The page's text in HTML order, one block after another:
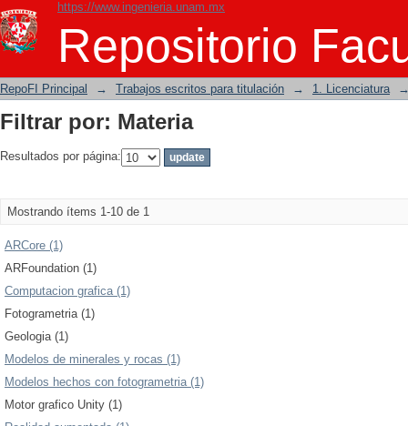
https://www.ingenieria.unam.mx
Repositorio
Filtrar por: Materia
RepoFI Principal → Trabajos escritos para titulación → 1. Licenciatura
Filtrar por: Materia
Resultados por página:
Mostrando ítems 1-10 de 1
ARCore (1)
ARFoundation (1)
Computacion grafica (1)
Fotogrametria (1)
Geologia (1)
Modelos de minerales y rocas (1)
Modelos hechos con fotogrametria (1)
Motor grafico Unity (1)